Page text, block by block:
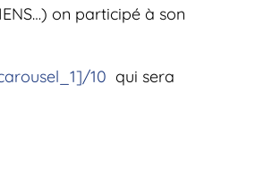
on participé à son
10 qui sera